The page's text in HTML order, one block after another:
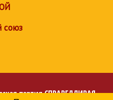
союз
партияСПРАВЕДЛИВАЯ